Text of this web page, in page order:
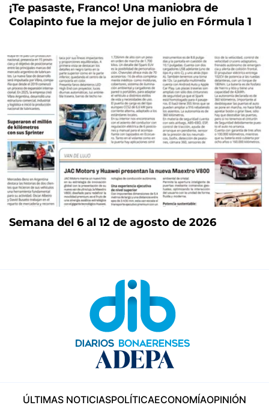
¡Te pasaste, Franco! Una maniobra de
Colapinto fue la mejor de julio en Fórmula 1
Semana del 6 al 12 de agosto de 2026
ÚLTIMAS NOTICIASPOLÍTICAECONOMÍAOPINIÓN